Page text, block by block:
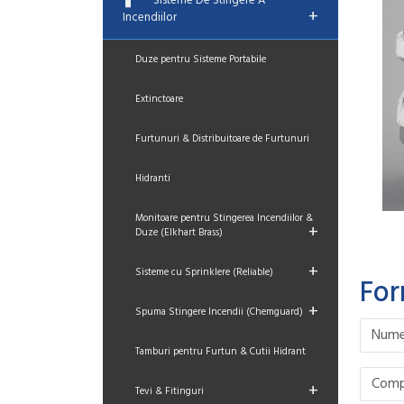
Incendiilor
+
Duze pentru Sisteme Portabile
Extinctoare
Furtunuri & Distribuitoare de Furtunuri
Hidranti
Monitoare pentru Stingerea Incendiilor &
Duze (Elkhart Brass)
+
Sisteme cu Sprinklere (Reliable) +
Spuma Stingere Incendii (Chemguard) +
Tamburi pentru Furtun & Cutii Hidrant
Tevi & Fitinguri +
Please
Please
Please
Please